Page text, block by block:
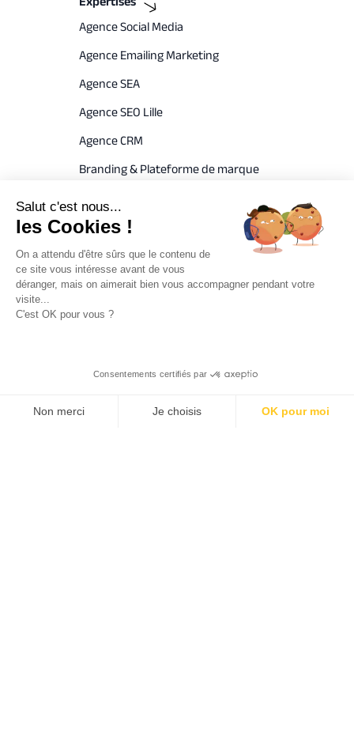
Agence Social Media
Agence Emailing Marketing
Agence SEA
Agence SEO Lille
Agence CRM
Branding & Plateforme de marque
Conseil marketing
Stratégie Communication Partenariat
Agence Display
Agence Publicité Offline
Agence Community Management
Salut c'est nous...
les Cookies !
On a attendu d'être sûrs que le contenu de
ce site vous intéresse avant de vous
déranger, mais on aimerait bien vous accompagner pendant votre
visite...
C'est OK pour vous ?
Consentements certifiés par
Non merci Je choisis OK pour moi